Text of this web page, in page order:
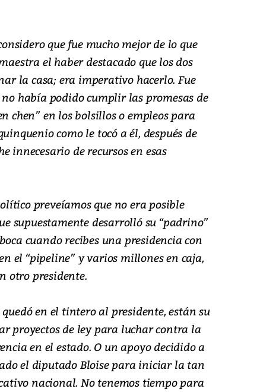
que fue mucho mejor de lo que
el haber destacado que los dos
la casa; era imperativo hacerlo. Fue
había podido cumplir las promesas de
chen” en los bolsillos o empleos para
como le tocó a él, después de
innecesario de recursos en esas
preveíamos que no era posible
supuestamente desarrolló su “padrino”
cuando recibes una presidencia con
el “pipeline” y varios millones en caja,
otro presidente.
en el tintero al presidente, están su
proyectos de ley para luchar contra la
en el estado. O un apoyo decidido a
el diputado Bloise para iniciar la tan
nacional. No tenemos tiempo para